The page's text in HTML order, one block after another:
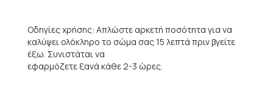
Οδηγίες χρήσης: Απλώστε αρκετή ποσότητα για να
καλύψει ολόκληρο το σώμα σας 15 λεπτά πριν βγείτε
έξω. Συνιστάται να
εφαρμόζετε ξανά κάθε 2-3 ώρες.